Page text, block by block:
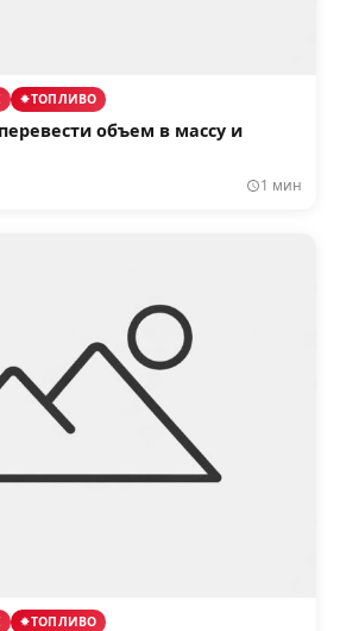
ТОПЛИВО
объем в массу и
1 мин
ТОПЛИВО